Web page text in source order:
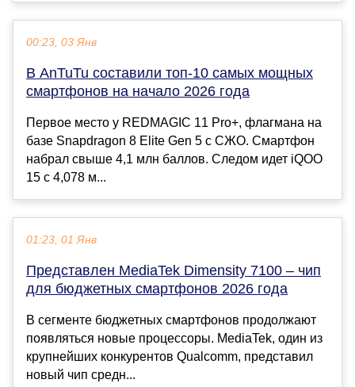
00:23, 03 Янв
В AnTuTu составили топ-10 самых мощных
смартфонов на начало 2026 года
Первое место у REDMAGIC 11 Pro+, флагмана на
базе Snapdragon 8 Elite Gen 5 с СЖО. Смартфон
набрал свыше 4,1 млн баллов. Следом идет iQOO
15 с 4,078 м...
01:23, 01 Янв
Представлен MediaTek Dimensity 7100 – чип
для бюджетных смартфонов 2026 года
В сегменте бюджетных смартфонов продолжают
появляться новые процессоры. MediaTek, один из
крупнейших конкурентов Qualcomm, представил
новый чип средн...